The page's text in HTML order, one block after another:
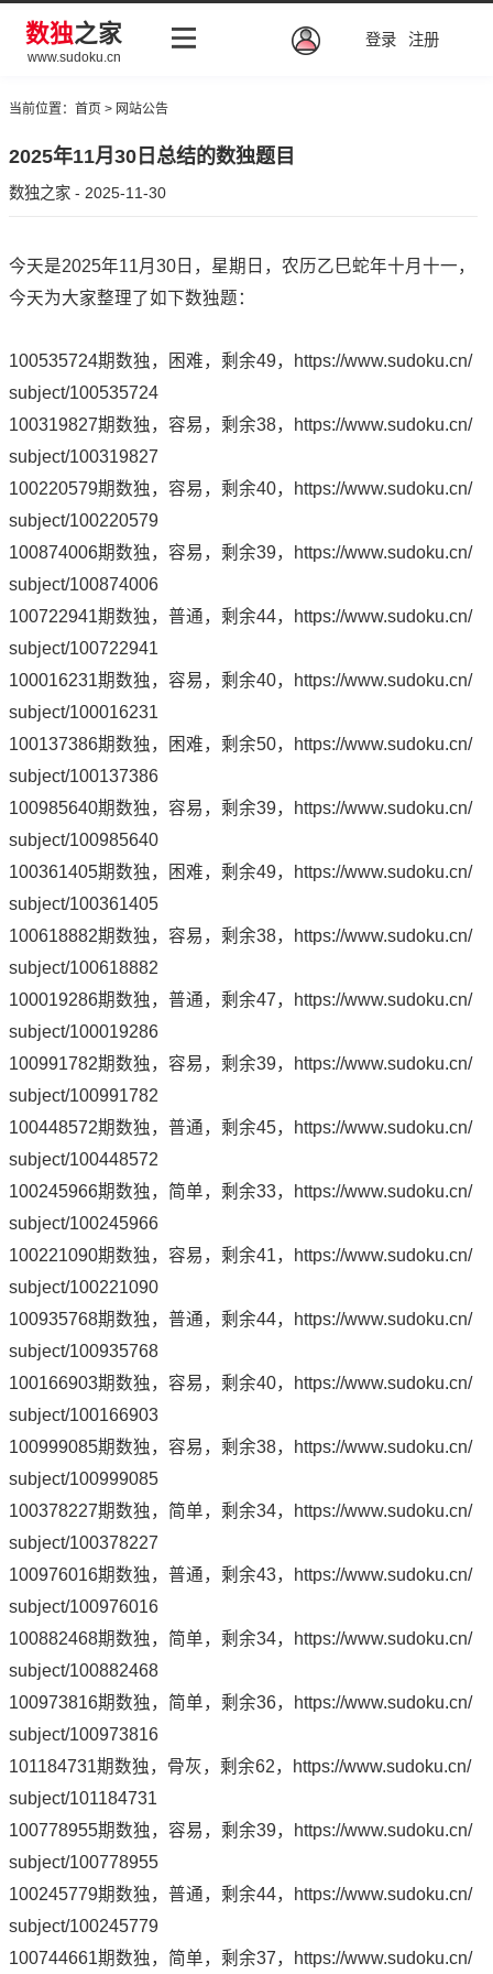
数独之家
www.sudoku.cn
登录 注册
当前位置： 首页 > 网站公告
2025年11月30日总结的数独题目
数独之家 - 2025-11-30
今天是2025年11月30日，星期日，农历乙巳蛇年十月十一，
今天为大家整理了如下数独题：
100535724期数独，困难，剩余49，
https://www.sudoku.cn/
subject/100535724
100319827期数独，容易，剩余38，
https://www.sudoku.cn/
subject/100319827
100220579期数独，容易，剩余40，
https://www.sudoku.cn/
subject/100220579
100874006期数独，容易，剩余39，
https://www.sudoku.cn/
subject/100874006
100722941期数独，普通，剩余44，
https://www.sudoku.cn/
subject/100722941
100016231期数独，容易，剩余40，
https://www.sudoku.cn/
subject/100016231
100137386期数独，困难，剩余50，
https://www.sudoku.cn/
subject/100137386
100985640期数独，容易，剩余39，
https://www.sudoku.cn/
subject/100985640
100361405期数独，困难，剩余49，
https://www.sudoku.cn/
subject/100361405
100618882期数独，容易，剩余38，
https://www.sudoku.cn/
subject/100618882
100019286期数独，普通，剩余47，
https://www.sudoku.cn/
subject/100019286
100991782期数独，容易，剩余39，
https://www.sudoku.cn/
subject/100991782
100448572期数独，普通，剩余45，
https://www.sudoku.cn/
subject/100448572
100245966期数独，简单，剩余33，
https://www.sudoku.cn/
subject/100245966
100221090期数独，容易，剩余41，
https://www.sudoku.cn/
subject/100221090
100935768期数独，普通，剩余44，
https://www.sudoku.cn/
subject/100935768
100166903期数独，容易，剩余40，
https://www.sudoku.cn/
subject/100166903
100999085期数独，容易，剩余38，
https://www.sudoku.cn/
subject/100999085
100378227期数独，简单，剩余34，
https://www.sudoku.cn/
subject/100378227
100976016期数独，普通，剩余43，
https://www.sudoku.cn/
subject/100976016
100882468期数独，简单，剩余34，
https://www.sudoku.cn/
subject/100882468
100973816期数独，简单，剩余36，
https://www.sudoku.cn/
subject/100973816
101184731期数独，骨灰，剩余62，
https://www.sudoku.cn/
subject/101184731
100778955期数独，容易，剩余39，
https://www.sudoku.cn/
subject/100778955
100245779期数独，普通，剩余44，
https://www.sudoku.cn/
subject/100245779
100744661期数独，简单，剩余37，
https://www.sudoku.cn/